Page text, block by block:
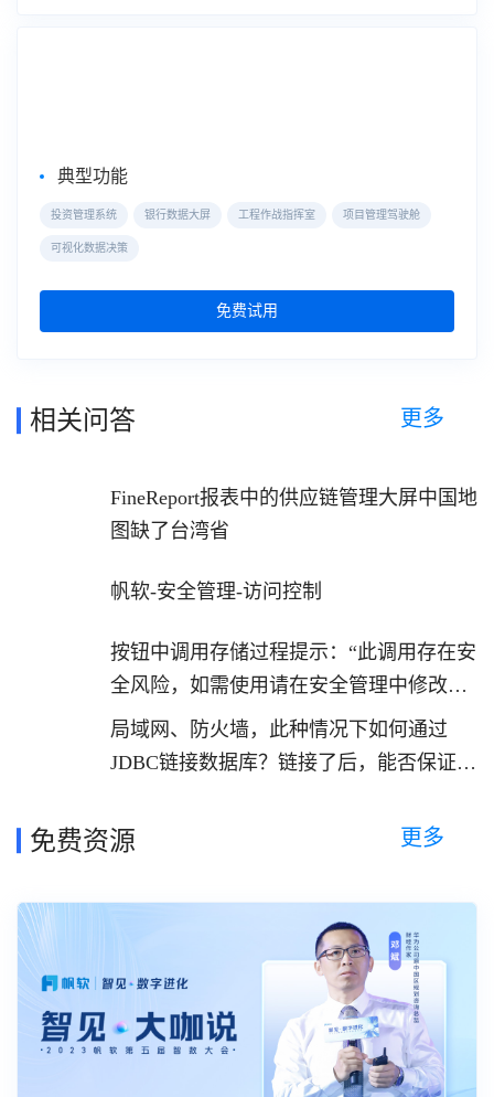
典型功能
投资管理系统 银行数据大屏 工程作战指挥室 项目管理驾驶舱
可视化数据决策
免费试用
相关问答 更多
FineReport报表中的供应链管理大屏中国地
图缺了台湾省
帆软-安全管理-访问控制
按钮中调用存储过程提示：“此调用存在安
全风险，如需使用请在安全管理中修改脚
本调用公式限制”如何解决？
局域网、防火墙，此种情况下如何通过
JDBC链接数据库？链接了后，能否保证数
免费资源 更多